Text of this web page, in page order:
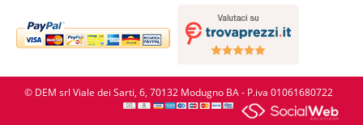
© DEM srl Viale dei Sarti, 6, 70132 Modugno BA - P.iva 01061680722